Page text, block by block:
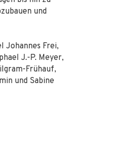
und
Johannes Frei,
J.-P. Meyer,
Frühauf,
und Sabine